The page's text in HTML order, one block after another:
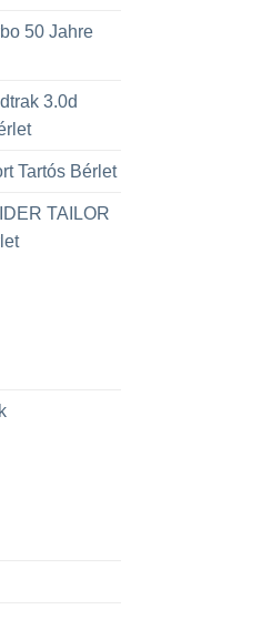
50 Jahre
3.0d
Tartós Bérlet
TAILOR